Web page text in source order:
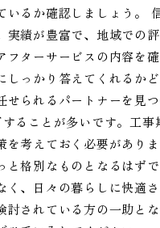
るか確認しましょう。
績が豊富で、地域での
ターサービスの内容を
っかり答えてくれるか
られるパートナーを見
ることが多いです。工
考えておく必要があり
格別なものとなるはず
く、日々の暮らしに快適
されている方の一助と